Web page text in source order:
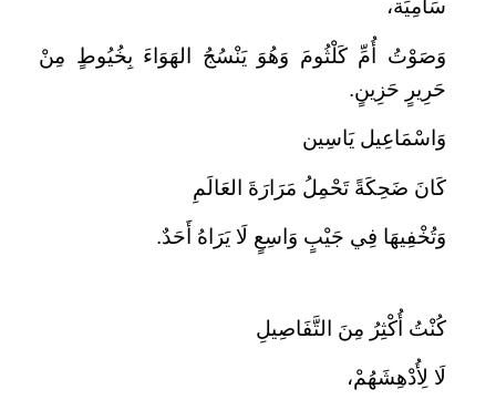
سَامِيَة،
وَصَوْتُ أُمِّ كَلْثُومَ وَهُوَ يَنْسُجُ الهَوَاءَ بِخُيُوطٍ مِنْ
حَرِيرٍ حَزِينٍ.
وَاسْمَاعِيل يَاسِين
كَانَ ضَحِكَةً تَحْمِلُ مَرَارَةَ العَالَمِ
وَتُخْفِيهَا فِي جَيْبٍ وَاسِعٍ لَا يَرَاهُ أَحَدٌ.
كُنْتُ أُكْثِرُ مِنَ التَّفَاصِيلِ
لَا لِأُدْهِشَهُمْ،